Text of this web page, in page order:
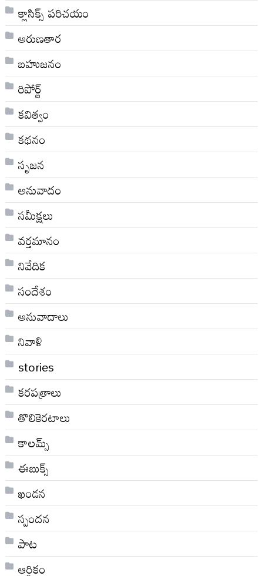
క్లాసిక్స్ ప‌రిచ‌యం
అరుణతార
బహుజనం
రిపోర్ట్
కవిత్వం
కథనం
సృజన
అనువాదం
సమీక్షలు
వర్తమానం
నివేదిక
సందేశం
అనువాదాలు
నివాళి
stories
కరపత్రాలు
తొలికెరటాలు
కాలమ్స్
ఈబుక్స్
ఖండన
స్పందన
పాట
ఆర్థికం